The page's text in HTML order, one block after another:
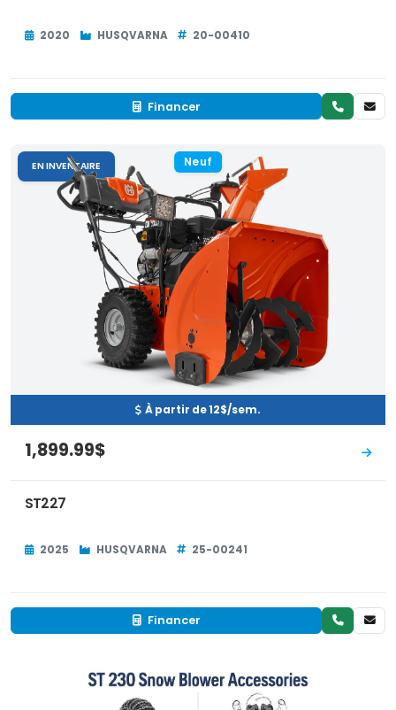
2020 HUSQVARNA 20-00410
Financer
EN INVENTAIRE Neuf
À partir de 12$/sem.
1,899.99$
ST227
2025 HUSQVARNA 25-00241
Financer
EN INVENTAIRE Neuf